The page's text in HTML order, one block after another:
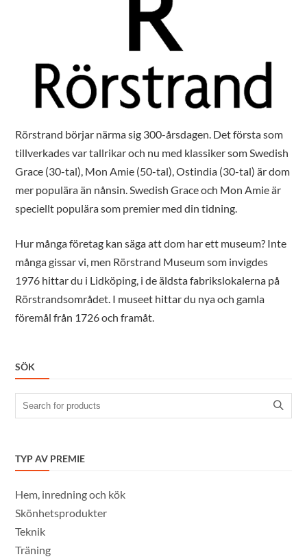
Rörstrand börjar närma sig 300-årsdagen. Det första som
tillverkades var tallrikar och nu med klassiker som Swedish
Grace (30-tal), Mon Amie (50-tal), Ostindia (30-tal) är dom
mer populära än nånsin. Swedish Grace och Mon Amie är
speciellt populära som premier med din tidning.
Hur många företag kan säga att dom har ett museum? Inte
många gissar vi, men Rörstrand Museum som invigdes
1976 hittar du i Lidköping, i de äldsta fabrikslokalerna på
Rörstrandsområdet. I museet hittar du nya och gamla
föremål från 1726 och framåt.
SÖK
Search
for:
TYP AV PREMIE
Hem, inredning och kök
Skönhetsprodukter
Teknik
Träning